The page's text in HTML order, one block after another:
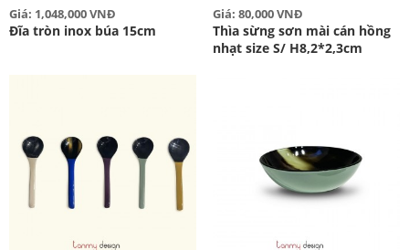
Giá: 1,048,000 VNĐ
Đĩa tròn inox búa 15cm
Giá: 80,000 VNĐ
Thìa sừng sơn mài cán hồng
nhạt size S/ H8,2*2,3cm